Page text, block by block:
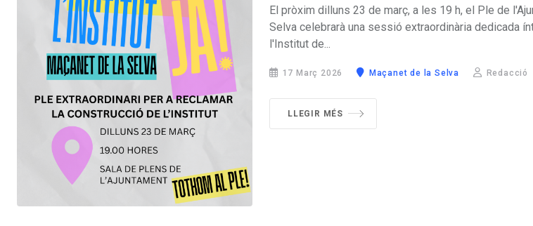
El pròxim dilluns 23 de març, a les 19 h, el Ple de
Selva celebrarà una sessió extraordinària dedicada
l'Institut de...
17 Març 2026 Maçanet de la Selva Redacció
LLEGIR MÉS